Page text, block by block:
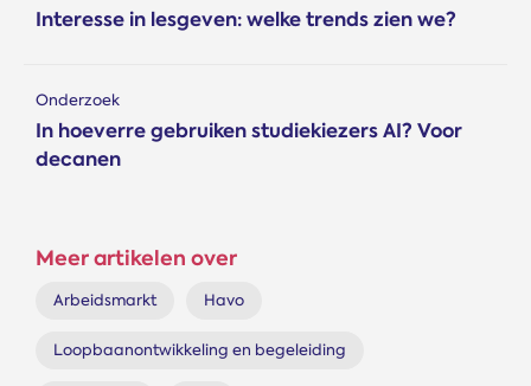
Interesse in lesgeven: welke trends zien we?
Onderzoek
In hoeverre gebruiken studiekiezers AI? Voor
decanen
Meer artikelen over
Arbeidsmarkt Havo
Loopbaanontwikkeling en begeleiding